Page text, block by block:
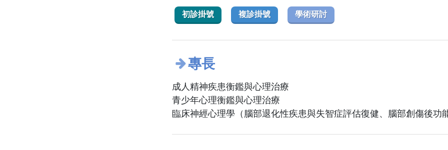
初診掛號 複診掛號 學術研討
專長
成人精神疾患衡鑑與心理治療
青少年心理衡鑑與心理治療
臨床神經心理學（腦部退化性疾患與失智症評估復健、腦部創傷後功